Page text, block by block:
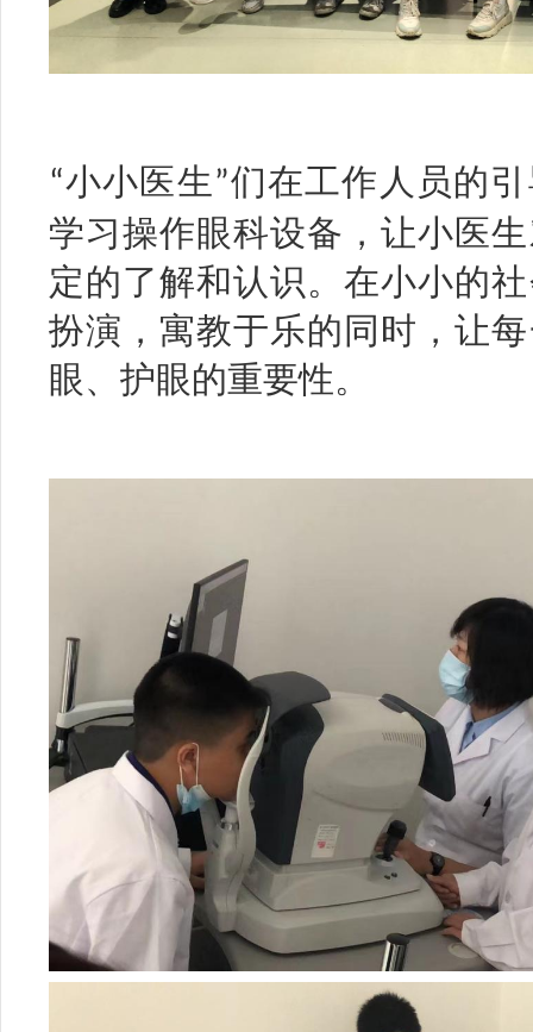
“小小医生 ”们在工作人员的
学习操作眼科设备，让小医
定的了解和认识。在小小的
扮演，寓教于乐的同时，让
眼、护眼的重要性。